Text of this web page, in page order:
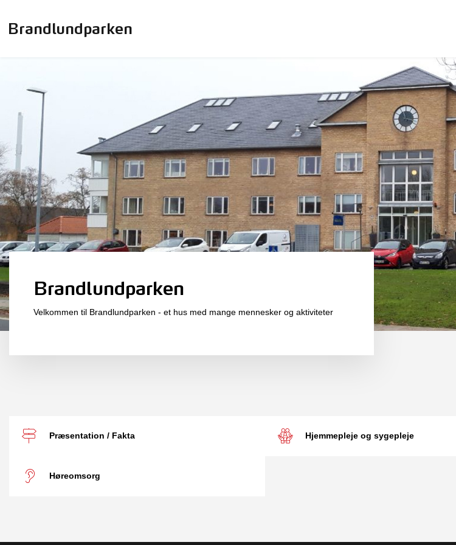
Brandlundparken
Brandlundparken
Velkommen til Brandlundparken - et hus med mange mennesker og aktiviteter
Præsentation / Fakta Hjemmepleje og sygepleje
Høreomsorg